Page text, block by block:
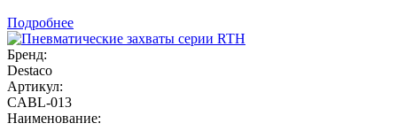
Подробнее
Бренд:
Destaco
Артикул:
CABL-013
Наименование: